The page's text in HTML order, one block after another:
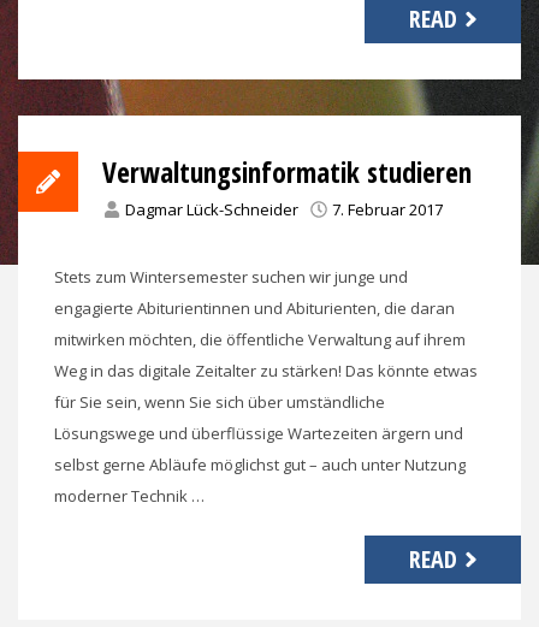
READ
Verwaltungsinformatik studieren
Dagmar Lück-Schneider 7. Februar 2017
Stets zum Wintersemester suchen wir junge und
engagierte Abiturientinnen und Abiturienten, die daran
mitwirken möchten, die öffentliche Verwaltung auf ihrem
Weg in das digitale Zeitalter zu stärken! Das könnte etwas
für Sie sein, wenn Sie sich über umständliche
Lösungswege und überflüssige Wartezeiten ärgern und
selbst gerne Abläufe möglichst gut – auch unter Nutzung
moderner Technik …
READ